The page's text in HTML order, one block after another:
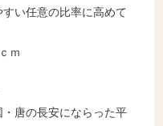
い任意の比率に高めて
ｍ
唐の長安にならった平